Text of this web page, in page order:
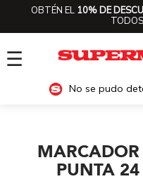
OBTÉN EL 10% DE
☰
No se pudo
PUNTA